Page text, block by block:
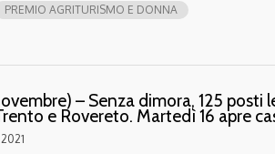
PREMIO AGRITURISMO E DONNA
– Senza dimora, 125
e Rovereto. Martedì 16 apre